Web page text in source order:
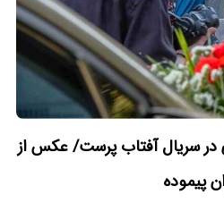
در سریال آفتاب پرست/ عکس از
پیموده